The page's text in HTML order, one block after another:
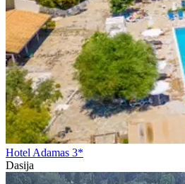
Hotel Adamas 3*
Dasija